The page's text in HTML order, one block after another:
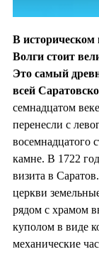
В историческом
Волги стоит
Это самый
всей
семнадцатом
перенесли с
восемнадцатого
камне. В 1722
визита в
церкви
рядом с храмом
куполом в виде
механические